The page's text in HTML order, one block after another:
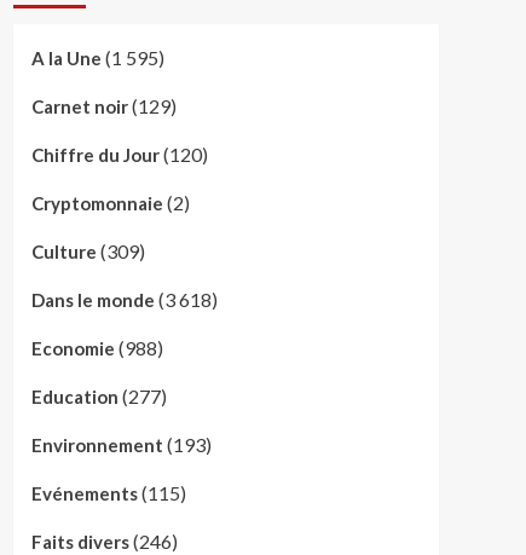
A la Une (1 595)
Carnet noir(129)
Chiffre du Jour(120)
Cryptomonnaie (2)
Culture (309)
Dans le monde (3 618)
Economie (988)
Education (277)
Environnement (193)
Evénements(115)
Faits divers(246)